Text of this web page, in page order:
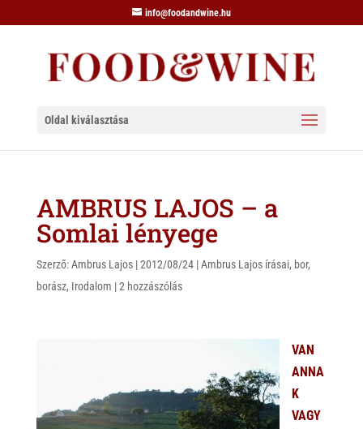
info@foodandwine.hu
Oldal kiválasztása
AMBRUS LAJOS – a
Somlai lényege
Szerző:Ambrus Lajos|2012/08/24|Ambrus Lajos írásai, bor,
borász, Irodalom |2 hozzászólás
VAN
ANNA
K
VAGY